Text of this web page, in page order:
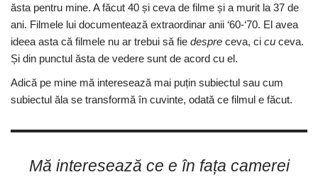
ăsta pentru mine. A făcut 40 și ceva de filme și a murit la 37 de
ani. Filmele lui documentează extraordinar anii ‘60-‘70. El avea
ideea asta că filmele nu ar trebui să fie despre ceva, ci cu ceva.
Și din punctul ăsta de vedere sunt de acord cu el.
Adică pe mine mă interesează mai puțin subiectul sau cum
subiectul ăla se transformă în cuvinte, odată ce filmul e făcut.
Mă interesează ce e în fața camerei